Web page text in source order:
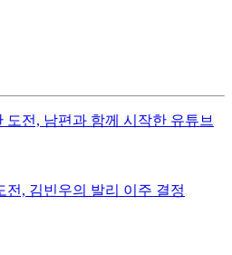
도전, 남편과 함께 시작한 유튜브
, 김빈우의 발리 이주 결정